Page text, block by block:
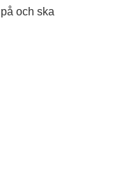
och ska